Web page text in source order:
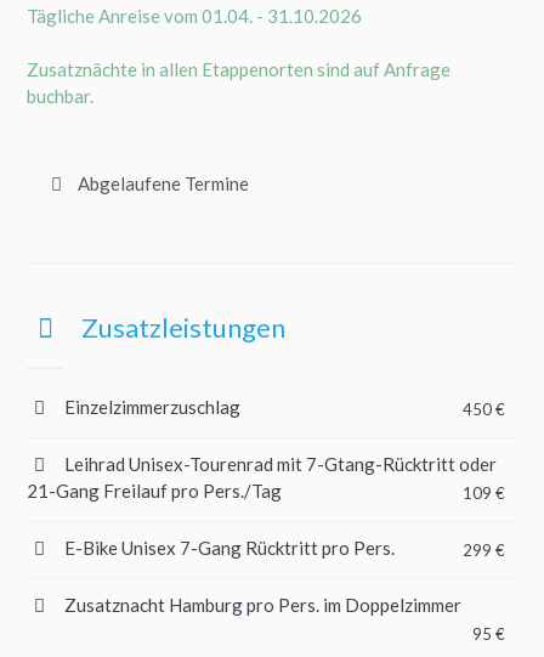
Tägliche Anreise vom 01.04. - 31.10.2026
Zusatznächte in allen Etappenorten sind auf Anfrage
buchbar.
Abgelaufene Termine
Zusatzleistungen
Einzelzimmerzuschlag 450 €
Leihrad Unisex-Tourenrad mit 7-Gtang-Rücktritt oder
21-Gang Freilauf pro Pers./Tag
109 €
E-Bike Unisex 7-Gang Rücktritt pro Pers. 299 €
Zusatznacht Hamburg pro Pers. im Doppelzimmer
95 €